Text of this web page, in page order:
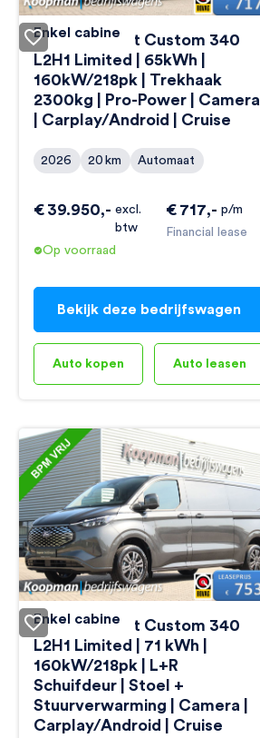
Enkel cabine
Ford E-Transit Custom 340
L2H1 Limited | 65kWh |
160kW/218pk | Trekhaak
2300kg | Pro-Power | Camera
| Carplay/Android | Cruise
2026 20 km Automaat
€ 717,- p/m
Financial lease
€ 39.950,- excl.
btw
Op voorraad
Bekijk deze bedrijfswagen
Auto kopen Auto leasen
Enkel cabine
Ford E-Transit Custom 340
L2H1 Limited | 71 kWh |
160kW/218pk | L+R
Schuifdeur | Stoel +
Stuurverwarming | Camera |
Carplay/Android | Cruise